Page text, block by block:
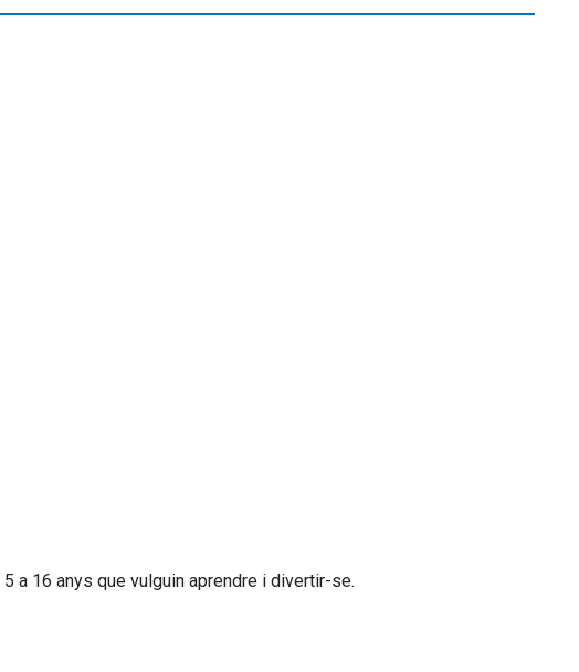
a 16 anys que vulguin aprendre i divertir-se.